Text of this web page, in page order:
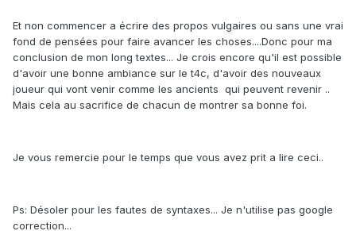
Et non commencer a écrire des propos vulgaires ou sans une vrai
fond de pensées pour faire avancer les choses....Donc pour ma
conclusion de mon long textes... Je crois encore qu'il est possible
d'avoir une bonne ambiance sur le t4c, d'avoir des nouveaux
joueur qui vont venir comme les ancients qui peuvent revenir ..
Mais cela au sacrifice de chacun de montrer sa bonne foi.
Je vous remercie pour le temps que vous avez prit a lire ceci..
Ps: Désoler pour les fautes de syntaxes... Je n'utilise pas google
correction...